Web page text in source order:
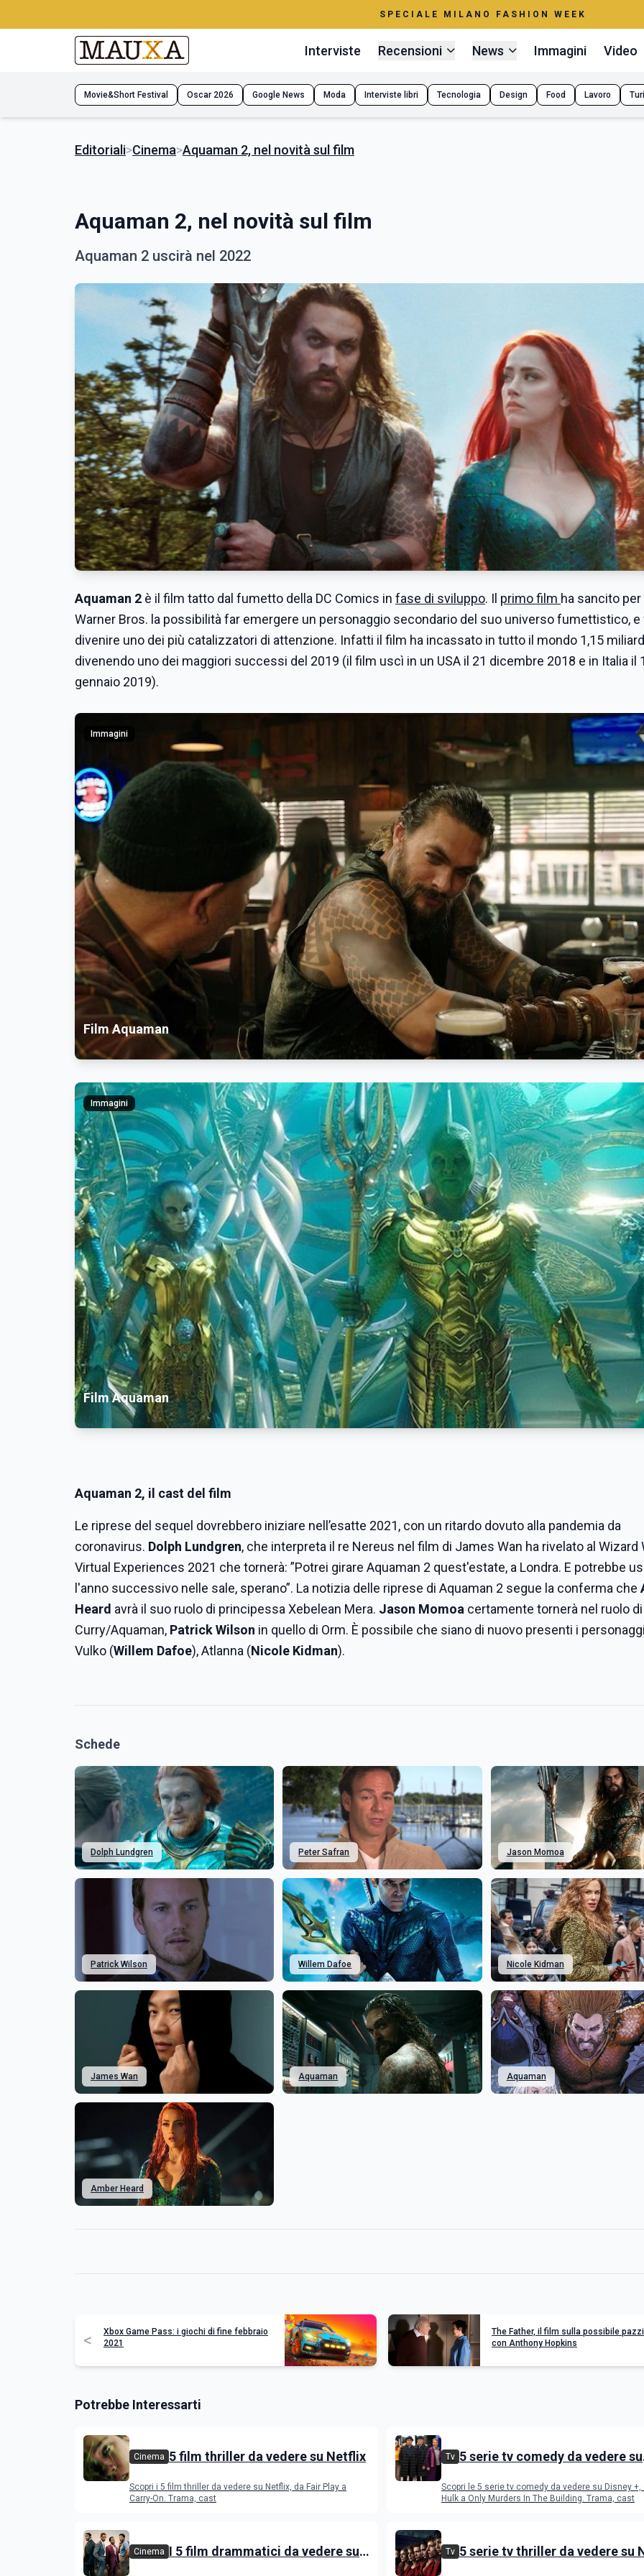
SPECIALE MILANO FASHION WEEK
Interviste Recensioni News Immagini Video
Movie&Short Festival Oscar 2026 Google News Moda Interviste libri Tecnologia Design Food Lavoro
Editoriali>Cinema>Aquaman 2, nel novità sul film
Aquaman 2, nel novità sul film
Aquaman 2 uscirà nel 2022
Aquaman 2 è il film tatto dal fumetto della DC Comics in fase di sviluppo. Il primo film ha sancito per
Warner Bros. la possibilità far emergere un personaggio secondario del suo universo fumettistico, e
divenire uno dei più catalizzatori di attenzione. Infatti il film ha incassato in tutto il mondo 1,15
divenendo uno dei maggiori successi del 2019 (il film uscì in un USA il 21 dicembre 2018 e in Italia il
gennaio 2019).
Immagini
Film Aquaman
Immagini
Film Aquaman
Aquaman 2, il cast del film
Le riprese del sequel dovrebbero iniziare nell’esatte 2021, con un ritardo dovuto alla pandemia da
coronavirus. Dolph Lundgren, che interpreta il re Nereus nel film di James Wan ha rivelato al Wizard
Virtual Experiences 2021 che tornerà: ”Potrei girare Aquaman 2 quest'estate, a Londra. E potrebbe
l'anno successivo nelle sale, sperano”. La notizia delle riprese di Aquaman 2 segue la conferma che
Heard avrà il suo ruolo di principessa Xebelean Mera. Jason Momoa certamente tornerà nel ruolo
Curry/Aquaman, Patrick Wilson in quello di Orm. È possibile che siano di nuovo presenti i
Vulko (Willem Dafoe), Atlanna (Nicole Kidman).
Schede
Dolph Lundgren Peter Safran Jason Momoa
Patrick Wilson Willem Dafoe Nicole Kidman
James Wan Aquaman Aquaman
Amber Heard
<
Xbox Game Pass: i giochi di fine febbraio
2021
The Father, il film sulla possibile
con Anthony Hopkins
Potrebbe Interessarti
Cinema 5 film thriller da vedere su Netflix
Scopri i 5 film thriller da vedere su Netflix, da Fair Play a
Carry-On. Trama, cast
Tv 5 serie tv comedy da vedere su
Scopri le 5 serie tv comedy da vedere su Disney +,
Hulk a Only Murders In The Building. Trama, cast
Cinema I 5 film drammatici da vedere su
Tv 5 serie tv thriller da vedere su